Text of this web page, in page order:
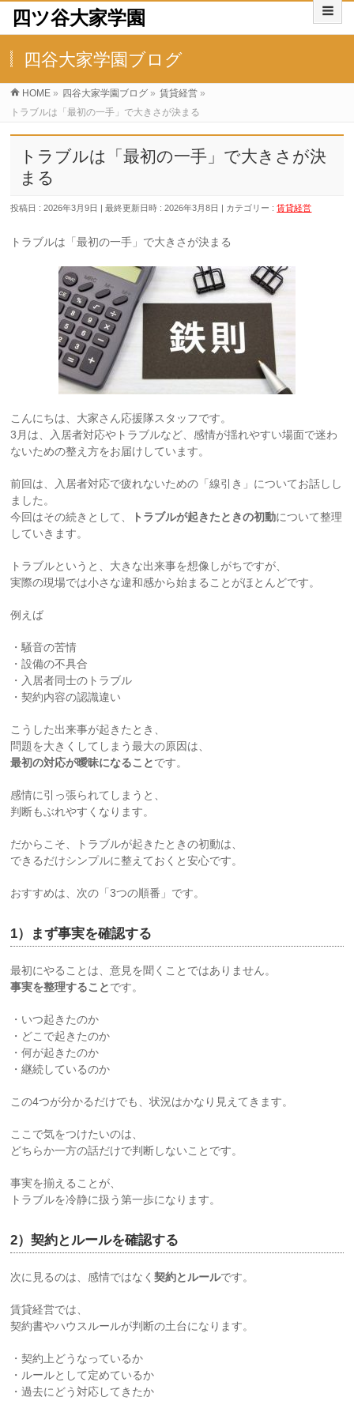
四ツ谷大家学園
四谷大家学園ブログ
HOME » 四谷大家学園ブログ » 賃貸経営 »
トラブルは「最初の一手」で大きさが決まる
トラブルは「最初の一手」で大きさが決
まる
投稿日 : 2026年3月9日 最終更新日時 : 2026年3月8日 カテゴリー :賃貸経営
トラブルは「最初の一手」で大きさが決まる
こんにちは、大家さん応援隊スタッフです。
3月は、入居者対応やトラブルなど、感情が揺れやすい場面で迷わ
ないための整え方をお届けしています。
前回は、入居者対応で疲れないための「線引き」についてお話しし
ました。
今回はその続きとして、
トラブルが起きたときの初動について整理
していきます。
トラブルというと、大きな出来事を想像しがちですが、
実際の現場では小さな違和感から始まることがほとんどです。
例えば
・騒音の苦情
・設備の不具合
・入居者同士のトラブル
・契約内容の認識違い
こうした出来事が起きたとき、
問題を大きくしてしまう最大の原因は、
最初の対応が曖昧になることです。
感情に引っ張られてしまうと、
判断もぶれやすくなります。
だからこそ、トラブルが起きたときの初動は、
できるだけシンプルに整えておくと安心です。
おすすめは、次の「3つの順番」です。
1）まず事実を確認する
最初にやることは、意見を聞くことではありません。
事実を整理することです。
・いつ起きたのか
・どこで起きたのか
・何が起きたのか
・継続しているのか
この4つが分かるだけでも、状況はかなり見えてきます。
ここで気をつけたいのは、
どちらか一方の話だけで判断しないことです。
事実を揃えることが、
トラブルを冷静に扱う第一歩になります。
2）契約とルールを確認する
次に見るのは、感情ではなく契約とルールです。
賃貸経営では、
契約書やハウスルールが判断の土台になります。
・契約上どうなっているか
・ルールとして定めているか
・過去にどう対応してきたか